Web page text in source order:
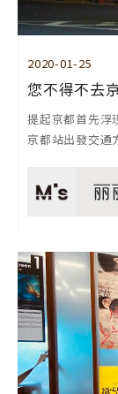
2020-01-25
您不得不去
提起京都首先浮
京都站出發交
丽